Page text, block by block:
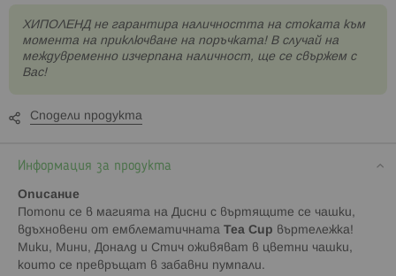
XИПОЛЕНД не гарантира наличността на стоката към
момента на приключване на поръчката! В случай на
междувременно изчерпана наличност, ще се свържем с
Вас!
Сподели продукта
Информация за продукта
Описание
Потопи се в магията на Дисни с въртящите се чашки,
вдъхновени от емблематичната Tea Cup въртележка!
Мики, Мини, Доналд и Стич оживяват в цветни чашки,
които се превръщат в забавни пумпали.